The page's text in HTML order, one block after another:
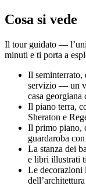
Cosa si vede
Il tour guidato —
minuti e ti porta a
Il seminterrato,
servizio — un
casa
Il piano terra,
Sheraton e
Il primo piano,
guardaroba
La stanza dei
e libri illustrati
Le decorazioni